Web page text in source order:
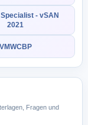
- vSAN
2021
VMWCBP
Fragen und